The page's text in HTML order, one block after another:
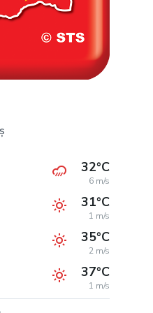
32°C
6 m/s
31°C
1 m/s
35°C
2 m/s
37°C
1 m/s